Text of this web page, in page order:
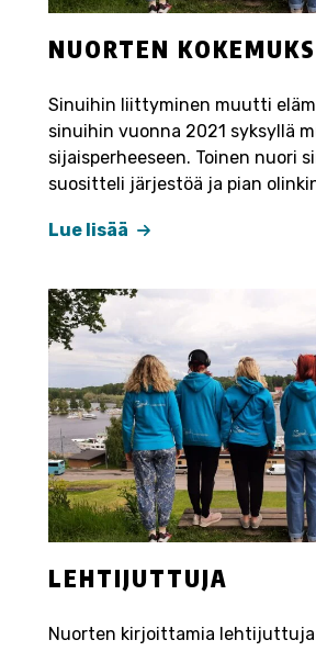
NUORTEN
Sinuihin liittyminen muutti
sinuihin vuonna 2021 syksyllä
sijaisperheeseen. Toinen nuori
suositteli järjestöä ja pian
Lue lisää
LEHTIJUTTUJA
Nuorten kirjoittamia lehtijuttuja